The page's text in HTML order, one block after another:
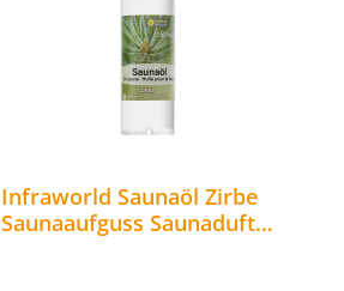
Infraworld Saunaöl Zirbe
Saunaaufguss Saunaduft